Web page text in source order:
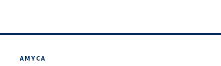
AMYCA